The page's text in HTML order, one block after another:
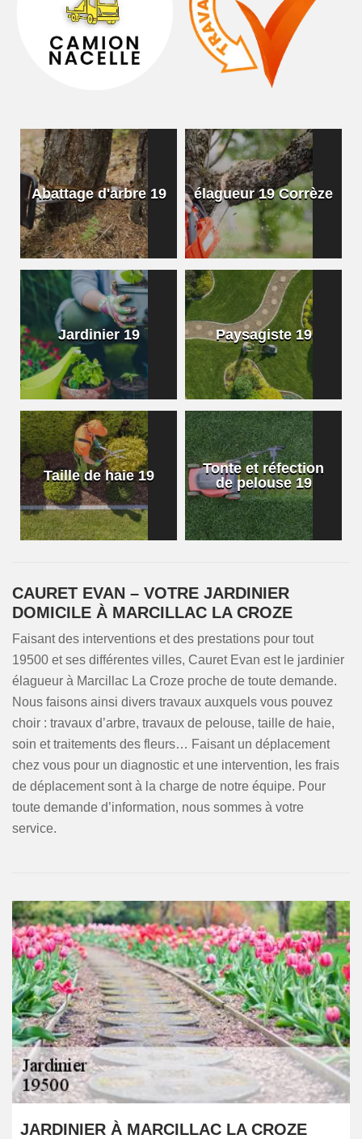
Abattage d'arbre 19 élagueur 19 Corrèze
Jardinier 19 Paysagiste 19
Taille de haie 19
Tonte et réfection
de pelouse 19
CAURET EVAN – VOTRE JARDINIER
DOMICILE À MARCILLAC LA CROZE
Faisant des interventions et des prestations pour tout
19500 et ses différentes villes, Cauret Evan est le jardinier
élagueur à Marcillac La Croze proche de toute demande.
Nous faisons ainsi divers travaux auxquels vous pouvez
choir : travaux d’arbre, travaux de pelouse, taille de haie,
soin et traitements des fleurs… Faisant un déplacement
chez vous pour un diagnostic et une intervention, les frais
de déplacement sont à la charge de notre équipe. Pour
toute demande d’information, nous sommes à votre
service.
JARDINIER À MARCILLAC LA CROZE